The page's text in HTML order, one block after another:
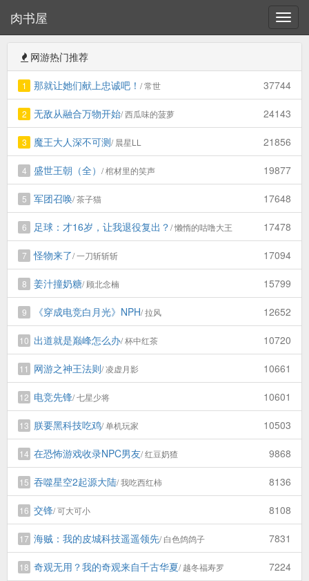
肉书屋
网游热门推荐
1 那就让她们献上忠诚吧！ / 常世 37744
2 无敌从融合万物开始/ 西瓜味的菠萝 24143
3 魔王大人深不可测/ 晨星LL 21856
4 盛世王朝（全） / 棺材里的笑声 19877
5 军团召唤/ 茶子猫 17648
6 足球：才16岁，让我退役复出？/ 懒惰的咕噜大王 17478
7 怪物来了/ 一刀斩斩斩 17094
8 姜汁撞奶糖/ 顾北念楠 15799
9 《穿成电竞白月光》NPH/ 拉风 12652
10 出道就是巅峰怎么办/ 杯中红茶 10720
11 网游之神王法则/ 凌虚月影 10661
12 电竞先锋/ 七星少将 10601
13 朕要黑科技吃鸡/ 单机玩家 10503
14 在恐怖游戏收录NPC男友/ 红豆奶猹 9868
15 吞噬星空2起源大陆/ 我吃西红柿 8136
16 交锋/ 可大可小 8108
17 海贼：我的皮城科技遥遥领先/ 白色鸽鸽子 7831
18 奇观无用？我的奇观来自千古华夏/ 越冬福寿罗 7224